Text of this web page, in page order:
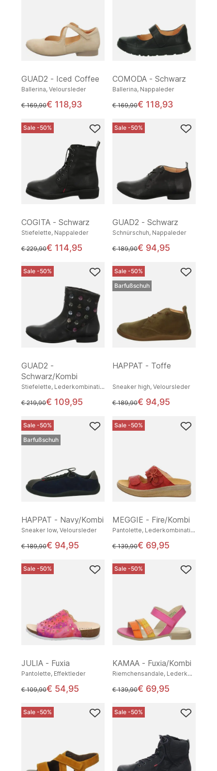
GUAD2 - Iced Coffee
Ballerina, Veloursleder
statt
€ 169,90€ 118,93
COMODA - Schwarz
Ballerina, Nappaleder
statt
€ 169,90€ 118,93
Sale -50%
COGITA - Schwarz
Stiefelette, Nappaleder
statt
€ 229,90€ 114,95
Sale -50%
GUAD2 - Schwarz
Schnürschuh, Nappaleder
statt
€ 189,90€ 94,95
Sale -50%
GUAD2 -
Schwarz/Kombi
Stiefelette, Lederkombination
statt
€ 219,90€ 109,95
Sale -50%
Barfußschuh
HAPPAT - Toffe
Sneaker high, Veloursleder
statt
€ 189,90€ 94,95
Sale -50%
Barfußschuh
HAPPAT - Navy/Kombi
Sneaker low, Veloursleder
statt
€ 189,90€ 94,95
Sale -50%
MEGGIE - Fire/Kombi
Pantolette, Lederkombination
statt
€ 139,90€ 69,95
Sale -50%
JULIA - Fuxia
Pantolette, Effektleder
statt
€ 109,90€ 54,95
Sale -50%
KAMAA - Fuxia/Kombi
Riemchensandale, Lederkombination
statt
€ 139,90€ 69,95
Sale -50% Sale -50%